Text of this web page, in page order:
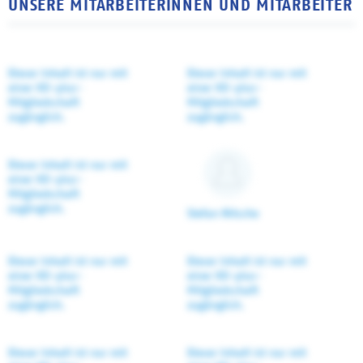
UNSERE MITARBEITERINNEN UND MITARBEITER
Dieser Inhalt ist nur mit
einer KD-plus-
Mitgliedschaft
zugänglich.
Dieser Inhalt ist nur mit
einer KD-plus-
Mitgliedschaft
zugänglich.
Dieser Inhalt ist nur mit
einer KD-plus-
Mitgliedschaft
zugänglich.
Stefan Nitsche
Dieser Inhalt ist nur mit
einer KD-plus-
Mitgliedschaft
zugänglich.
Dieser Inhalt ist nur mit
einer KD-plus-
Mitgliedschaft
zugänglich.
Dieser Inhalt ist nur mit
Dieser Inhalt ist nur mit